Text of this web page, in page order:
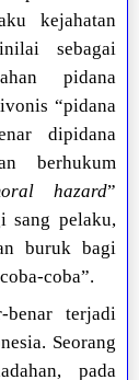
kejahatan
sebagai
pidana
“pidana
dipidana
berhukum
hazard”
sang pelaku,
buruk bagi
coba”.
benar terjadi
Seorang
pada